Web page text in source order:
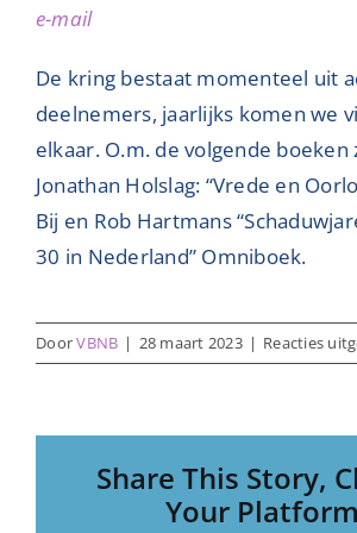
Nieuwsbrieven
Contact
e-mail
De kring bestaat momenteel uit
deelnemers, jaarlijks komen we
elkaar. O.m. de volgende boeken
Jonathan Holslag: “Vrede en
Bij en Rob Hartmans
30 in Nederland” Omniboek.
DoorVBNB | 28 maart 2023 | Reacties
Share This Story,
Your